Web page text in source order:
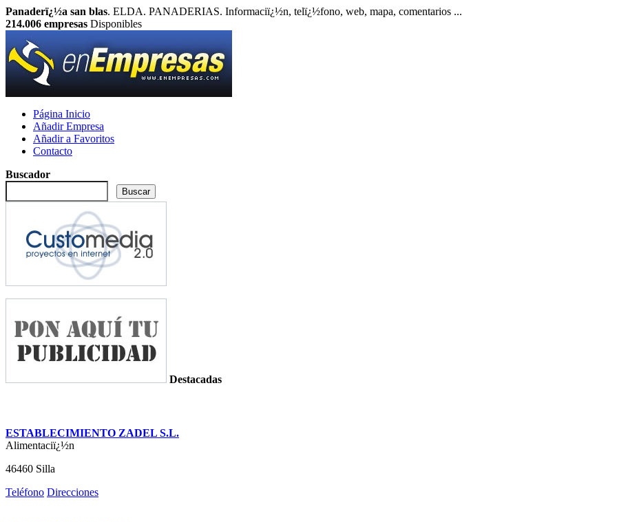
Panaderï¿½a san blas. ELDA. PANADERIAS. Informaciï¿½n, telï¿½fono, web, mapa, comentarios ...
214.006 empresas Disponibles
Página Inicio
Añadir Empresa
Añadir a Favoritos
Contacto
Buscador
Destacadas
ESTABLECIMIENTO ZADEL S.L.
Alimentaciï¿½n
46460 Silla
Teléfono Direcciones